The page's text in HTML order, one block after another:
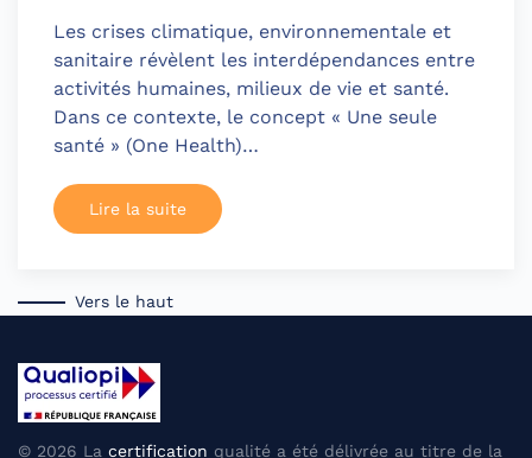
Les crises climatique, environnementale et
sanitaire révèlent les interdépendances entre
activités humaines, milieux de vie et santé.
Dans ce contexte, le concept « Une seule
santé » (One Health)…
Lire la suite
Vers le haut
© 2026 La certification qualité a été délivrée au titre de la